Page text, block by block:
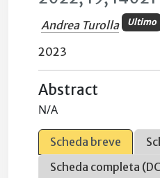
Andrea Turolla Ultimo
2023
Abstract
N/A
Scheda breve
Scheda completa